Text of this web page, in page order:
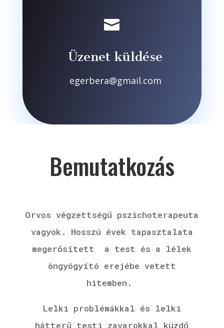

Üzenet küldése
egerbera@gmail.com
Bemutatkozás
Orvos végzettségű pszichoterapeuta
vagyok. Hosszú évek tapasztalata
megerősített a test és a lélek
öngyógyító erejébe vetett
hitemben.
Lelki problémákkal és lelki
hátterű testi zavarokkal küzdő